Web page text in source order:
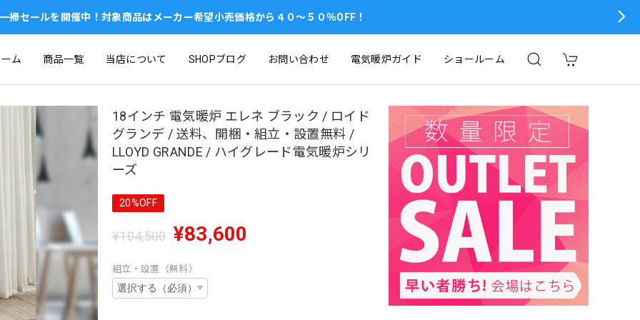
掃セールを開催中！対象商品はメーカー希望小売価格から４０～５０％OFF！
ム 商品一覧 当店について SHOPブログ お問い合わせ 電気暖炉ガイド ショールーム
18インチ 電気暖炉 エレネ ブラック / ロイド
グランデ / 送料、開梱・組立・設置無料 /
LLOYD GRANDE / ハイグレード電気暖炉シリ
ーズ
20%OFF
¥104,500 ¥83,600
組立・設置（無料）